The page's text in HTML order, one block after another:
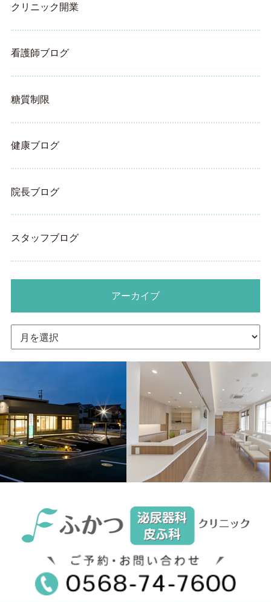
クリニック開業
看護師ブログ
糖質制限
健康ブログ
院長ブログ
スタッフブログ
アーカイブ
カ
イ